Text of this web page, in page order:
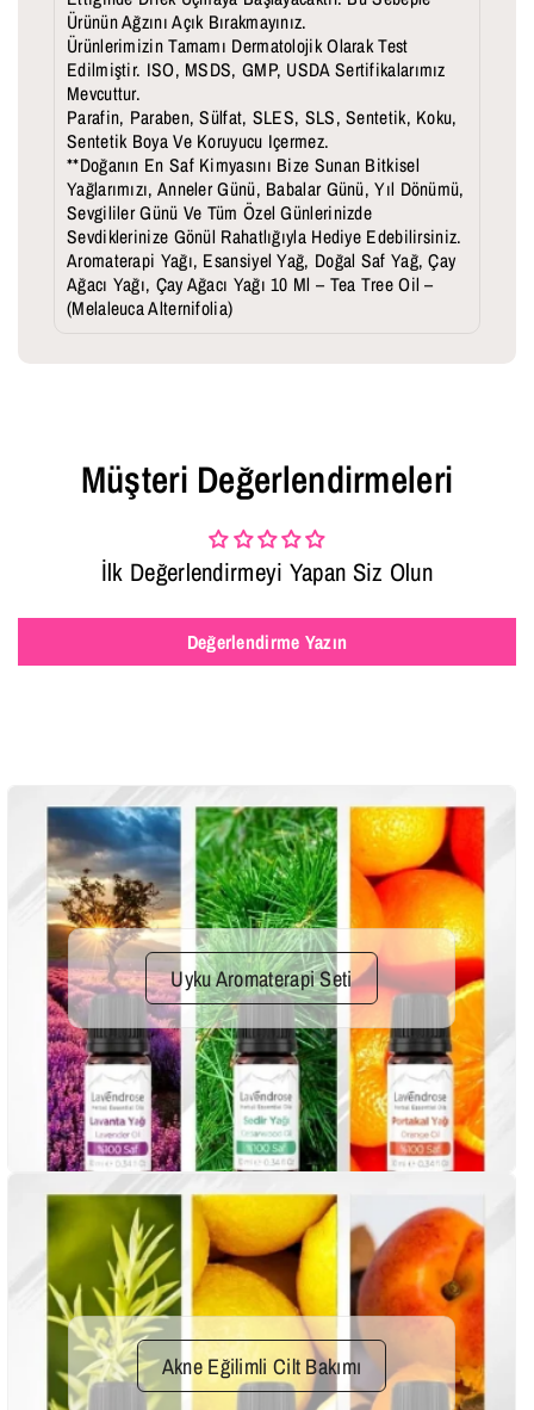
Ürünün Ağzını Açık Bırakmayınız.
Ürünlerimizin Tamamı Dermatolojik Olarak Test
Edilmiştir. ISO, MSDS, GMP, USDA Sertifikalarımız
Mevcuttur.
Parafin, Paraben, Sülfat, SLES, SLS, Sentetik, Koku,
Sentetik Boya Ve Koruyucu Içermez.
**Doğanın En Saf Kimyasını Bize Sunan Bitkisel
Yağlarımızı, Anneler Günü, Babalar Günü, Yıl Dönümü,
Sevgililer Günü Ve Tüm Özel Günlerinizde
Sevdiklerinize Gönül Rahatlığıyla Hediye Edebilirsiniz.
Aromaterapi Yağı, Esansiyel Yağ, Doğal Saf Yağ, Çay
Ağacı Yağı, Çay Ağacı Yağı 10 Ml – Tea Tree Oil –
(Melaleuca Alternifolia)
Müşteri Değerlendirmeleri
İlk Değerlendirmeyi Yapan Siz Olun
Değerlendirme Yazın
Uyku Aromaterapi Seti
Akne Eğilimli Cilt Bakımı